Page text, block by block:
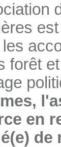
forêt
en
de